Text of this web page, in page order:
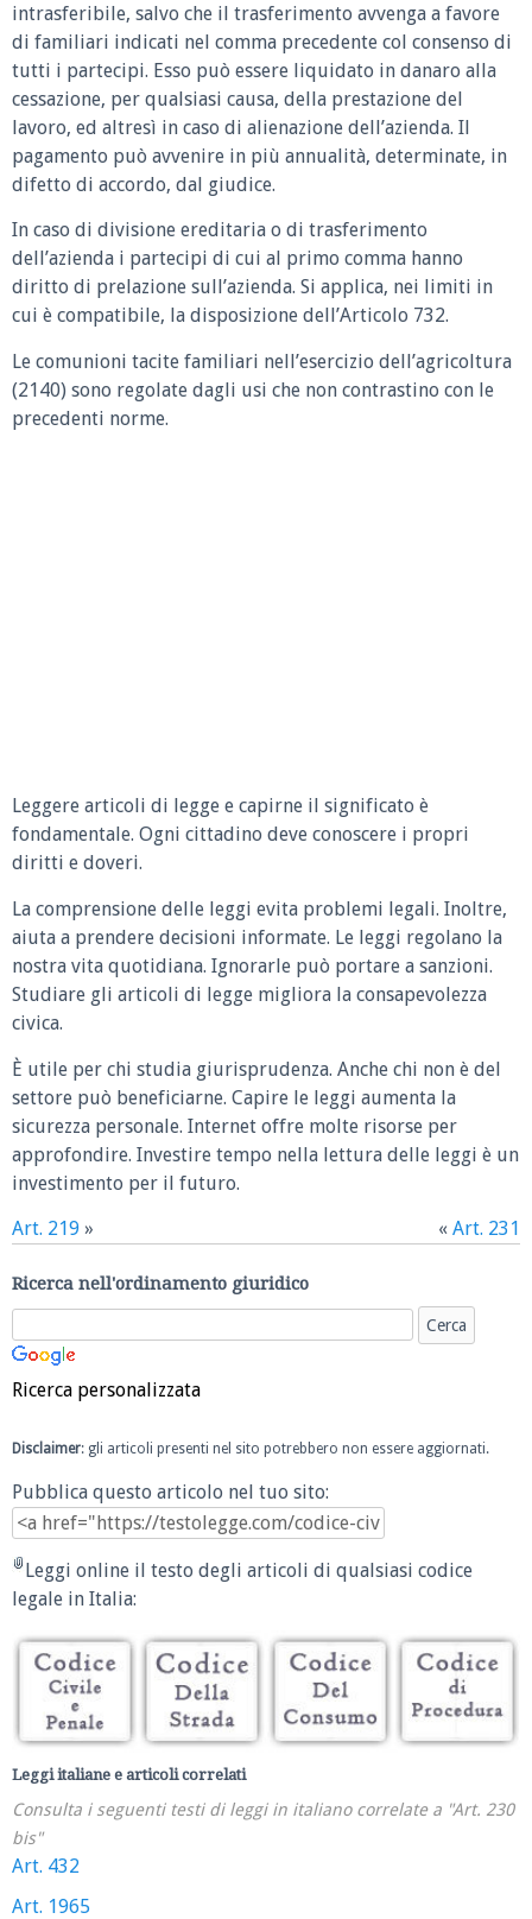
intrasferibile, salvo che il trasferimento avvenga a favore
di familiari indicati nel comma precedente col consenso di
tutti i partecipi. Esso può essere liquidato in danaro alla
cessazione, per qualsiasi causa, della prestazione del
lavoro, ed altresì in caso di alienazione dell’azienda. Il
pagamento può avvenire in più annualità, determinate, in
difetto di accordo, dal giudice.
In caso di divisione ereditaria o di trasferimento
dell’azienda i partecipi di cui al primo comma hanno
diritto di prelazione sull’azienda. Si applica, nei limiti in
cui è compatibile, la disposizione dell’Articolo 732.
Le comunioni tacite familiari nell’esercizio dell’agricoltura
(2140) sono regolate dagli usi che non contrastino con le
precedenti norme.
Leggere articoli di legge e capirne il significato è
fondamentale. Ogni cittadino deve conoscere i propri
diritti e doveri.
La comprensione delle leggi evita problemi legali. Inoltre,
aiuta a prendere decisioni informate. Le leggi regolano la
nostra vita quotidiana. Ignorarle può portare a sanzioni.
Studiare gli articoli di legge migliora la consapevolezza
civica.
È utile per chi studia giurisprudenza. Anche chi non è del
settore può beneficiarne. Capire le leggi aumenta la
sicurezza personale. Internet offre molte risorse per
approfondire. Investire tempo nella lettura delle leggi è un
investimento per il futuro.
Art. 219 » « Art. 231
Ricerca nell'ordinamento giuridico
Ricerca personalizzata
Disclaimer: gli articoli presenti nel sito potrebbero non essere aggiornati.
Pubblica questo articolo nel tuo sito:
Leggi online il testo degli articoli di qualsiasi codice
legale in Italia:
Leggi italiane e articoli correlati
Consulta i seguenti testi di leggi in italiano correlate a "Art. 230
bis"
Art. 432
Art. 1965